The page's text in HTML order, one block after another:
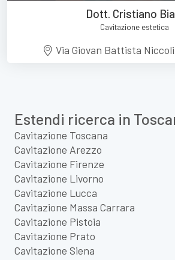
Dott. Cristiano
Cavitazione estetica
Via Giovan Battista
Estendi ricerca in
Cavitazione Toscana
Cavitazione Arezzo
Cavitazione Firenze
Cavitazione Livorno
Cavitazione Lucca
Cavitazione Massa Carrara
Cavitazione Pistoia
Cavitazione Prato
Cavitazione Siena